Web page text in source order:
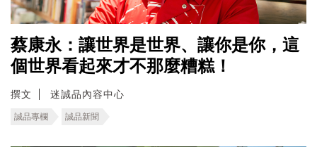
蔡康永：讓世界是世界、讓你是你，這
個世界看起來才不那麼糟糕！
撰文 迷誠品內容中心
誠品專欄 誠品新聞